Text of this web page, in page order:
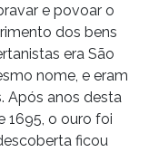
e povoar o
dos bens
era São
nome, e eram
Após anos desta
1695, o ouro foi
ficou